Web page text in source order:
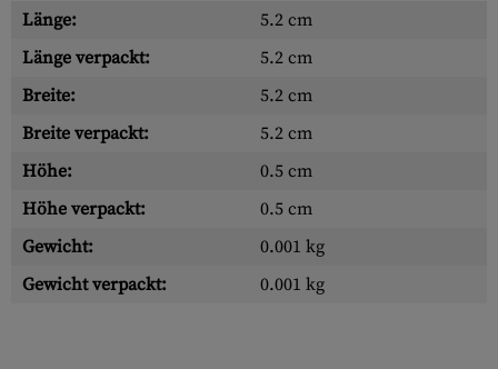
Länge:
5.2 cm
Länge verpackt:
5.2 cm
Breite:
5.2 cm
Breite verpackt:
5.2 cm
Höhe:
0.5 cm
Höhe verpackt:
0.5 cm
Gewicht:
0.001 kg
Gewicht verpackt:
0.001 kg